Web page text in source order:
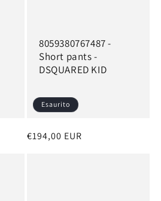
8059380767487 -
Short pants -
DSQUARED KID
Esaurito
Prezzo
€194,00 EUR